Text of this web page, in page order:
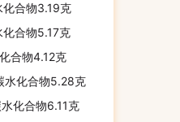
合物3.19克
合物5.17克
合物4.12克
水化合物5.28克
化合物6.11克